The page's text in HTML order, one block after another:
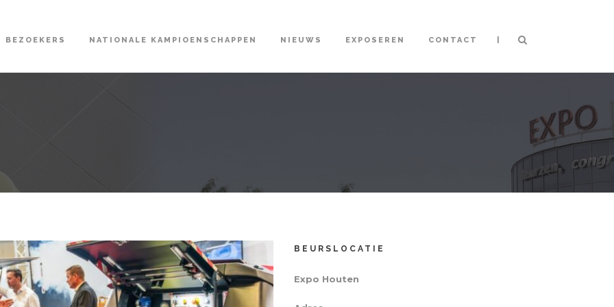
BEZOEKERS NATIONALE KAMPIOENSCHAPPEN NIEUWS EXPOSEREN CONTACT |
BEURSLOCATIE
Expo Houten